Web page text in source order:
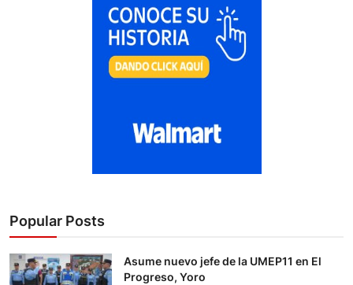
Popular Posts
Asume nuevo jefe de la UMEP11 en El
Progreso, Yoro